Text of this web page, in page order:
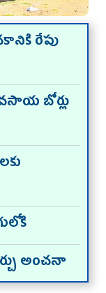
రేపు
బోర్లు
అంచనా